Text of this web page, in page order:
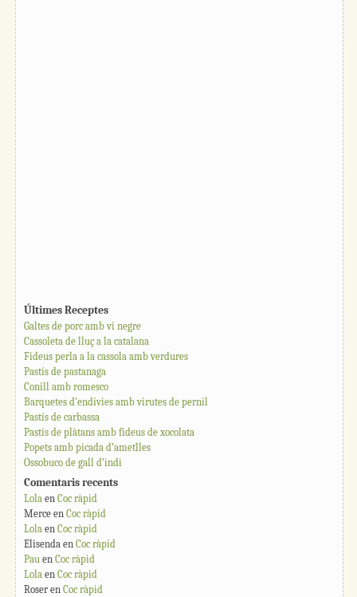
Últimes Receptes
Galtes de porc amb vi negre
Cassoleta de lluç a la catalana
Fideus perla a la cassola amb verdures
Pastís de pastanaga
Conill amb romesco
Barquetes d’endívies amb virutes de pernil
Pastís de carbassa
Pastís de plàtans amb fideus de xocolata
Popets amb picada d’ametlles
Ossobuco de gall d’indi
Comentaris recents
Lola en Coc ràpid
Merce en Coc ràpid
Lola en Coc ràpid
Elisenda en Coc ràpid
Pau en Coc ràpid
Lola en Coc ràpid
Roser en Coc ràpid